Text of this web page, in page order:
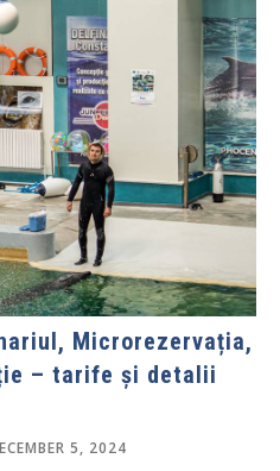
Microrezervația,
– tarife și detalii
5, 2024